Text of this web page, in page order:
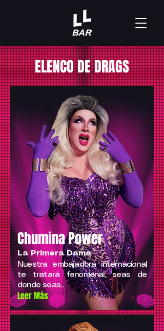
ELENCO DE DRAGS
La Primera Dama
Chumina Power
Nuestra embajadora internacional
te tratará fenomenal; seas de
donde seas...
Leer Más